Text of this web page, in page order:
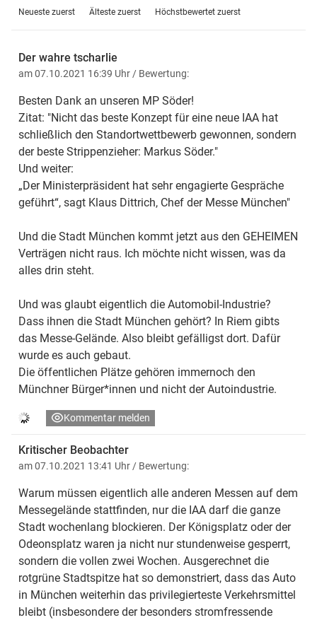
Neueste zuerst Älteste zuerst Höchstbewertet zuerst
Der wahre tscharlie
am 07.10.2021 16:39 Uhr / Bewertung:
Besten Dank an unseren MP Söder!
Zitat: "Nicht das beste Konzept für eine neue IAA hat
schließlich den Standortwettbewerb gewonnen, sondern
der beste Strippenzieher: Markus Söder."
Und weiter:
„Der Ministerpräsident hat sehr engagierte Gespräche
geführt“, sagt Klaus Dittrich, Chef der Messe München"
Und die Stadt München kommt jetzt aus den GEHEIMEN
Verträgen nicht raus. Ich möchte nicht wissen, was da
alles drin steht.
Und was glaubt eigentlich die Automobil-Industrie?
Dass ihnen die Stadt München gehört? In Riem gibts
das Messe-Gelände. Also bleibt gefälligst dort. Dafür
wurde es auch gebaut.
Die öffentlichen Plätze gehören immernoch den
Münchner Bürger*innen und nicht der Autoindustrie.
Kommentar melden
Kritischer Beobachter
am 07.10.2021 13:41 Uhr / Bewertung:
Warum müssen eigentlich alle anderen Messen auf dem
Messegelände stattfinden, nur die IAA darf die ganze
Stadt wochenlang blockieren. Der Königsplatz oder der
Odeonsplatz waren ja nicht nur stundenweise gesperrt,
sondern die vollen zwei Wochen. Ausgerechnet die
rotgrüne Stadtspitze hat so demonstriert, dass das Auto
in München weiterhin das privilegierteste Verkehrsmittel
bleibt (insbesondere der besonders stromfressende